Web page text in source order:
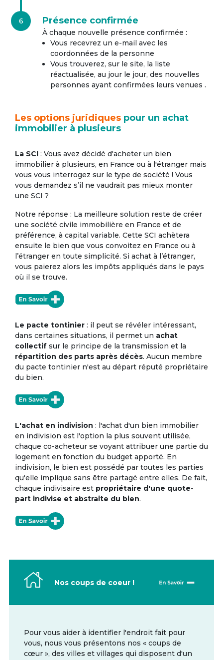
6 Présence confirmée
À chaque nouvelle présence confirmée :
Vous recevrez un e-mail avec les
coordonnées de la personne
Vous trouverez, sur le site, la liste
réactualisée, au jour le jour, des nouvelles
personnes ayant confirmées leurs venues .
Les options juridiques pour un achat
immobilier à plusieurs
La SCI : Vous avez décidé d'acheter un bien
immobilier à plusieurs, en France ou à l'étranger mais
vous vous interrogez sur le type de société ! Vous
vous demandez s’il ne vaudrait pas mieux monter
une SCI ?
Notre réponse : La meilleure solution reste de créer
une société civile immobilière en France et de
préférence, à capital variable. Cette SCI achètera
ensuite le bien que vous convoitez en France ou à
l’étranger en toute simplicité. Si achat à l’étranger,
vous paierez alors les impôts appliqués dans le pays
où il se trouve.
Le pacte tontinier : il peut se révéler intéressant,
dans certaines situations, il permet un achat
collectif sur le principe de la transmission et la
répartition des parts après décès. Aucun membre
du pacte tontinier n'est au départ réputé propriétaire
du bien.
L'achat en indivision : l'achat d'un bien immobilier
en indivision est l'option la plus souvent utilisée,
chaque co-acheteur se voyant attribuer une partie du
logement en fonction du budget apporté. En
indivision, le bien est possédé par toutes les parties
qu'elle implique sans être partagé entre elles. De fait,
chaque indivisaire est propriétaire d'une quote-
part indivise et abstraite du bien.
Nos coups de coeur !
Pour vous aider à identifier l'endroit fait pour
vous, nous vous présentons nos « coups de
cœur », des villes et villages qui disposent d'un